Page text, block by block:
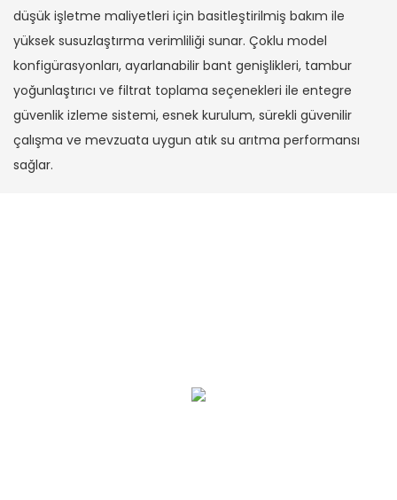
düşük işletme maliyetleri için basitleştirilmiş bakım ile
yüksek susuzlaştırma verimliliği sunar. Çoklu model
konfigürasyonları, ayarlanabilir bant genişlikleri, tambur
yoğunlaştırıcı ve filtrat toplama seçenekleri ile entegre
güvenlik izleme sistemi, esnek kurulum, sürekli güvenilir
çalışma ve mevzuata uygun atık su arıtma performansı
sağlar.